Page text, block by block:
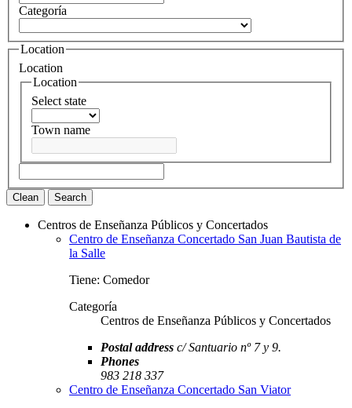
Categoría
Location
Location
Location
Select state
Town name
Clean Search
Centros de Enseñanza Públicos y Concertados
Centro de Enseñanza Concertado San Juan Bautista de
la Salle
Tiene: Comedor
Categoría
Centros de Enseñanza Públicos y Concertados
Postal address c/ Santuario nº 7 y 9.
Phones
983 218 337
Centro de Enseñanza Concertado San Viator